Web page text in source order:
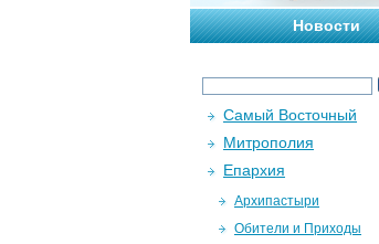
Новости
Самый Восточный
Митрополия
Епархия
Архипастыри
Обители и Приходы